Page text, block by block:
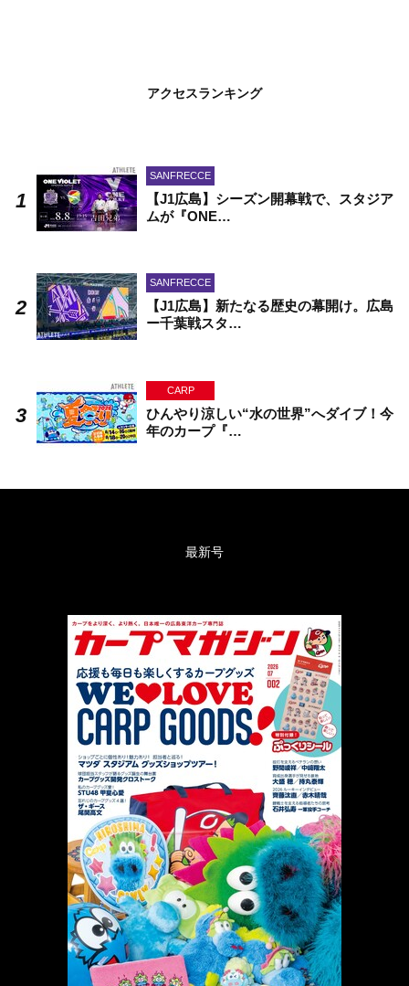
アクセスランキング
SANFRECCE
【J1広島】シーズン開幕戦で、スタジア
ムが『ONE…
SANFRECCE
【J1広島】新たなる歴史の幕開け。広島
ー千葉戦スタ…
CARP
ひんやり涼しい“水の世界”へダイブ！今
年のカープ『…
最新号